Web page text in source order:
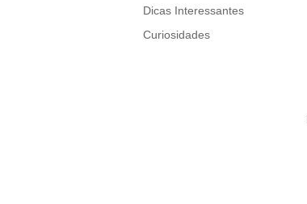
Dicas Interessantes
Curiosidades